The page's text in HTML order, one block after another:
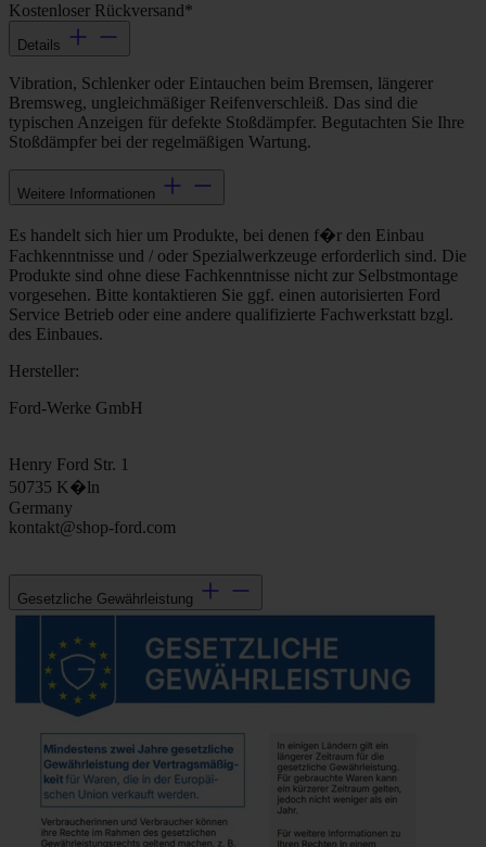
Kostenloser Rückversand*
Details
Vibration, Schlenker oder Eintauchen beim Bremsen, längerer
Bremsweg, ungleichmäßiger Reifenverschleiß. Das sind die
typischen Anzeigen für defekte Stoßdämpfer. Begutachten Sie Ihre
Stoßdämpfer bei der regelmäßigen Wartung.
Weitere Informationen
Es handelt sich hier um Produkte, bei denen f�r den Einbau
Fachkenntnisse und / oder Spezialwerkzeuge erforderlich sind. Die
Produkte sind ohne diese Fachkenntnisse nicht zur Selbstmontage
vorgesehen. Bitte kontaktieren Sie ggf. einen autorisierten Ford
Service Betrieb oder eine andere qualifizierte Fachwerkstatt bzgl.
des Einbaues.
Hersteller:
Ford-Werke GmbH
Henry Ford Str. 1
50735 K�ln
Germany
kontakt@shop-ford.com
Gesetzliche Gewährleistung